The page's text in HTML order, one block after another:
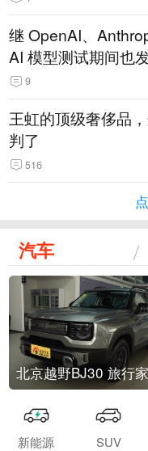
继 OpenAI、
AI 模型测试期间也
9
王虹的顶级奢侈品
判了
516
汽车
北京越野BJ30 旅行家
新能源 SUV